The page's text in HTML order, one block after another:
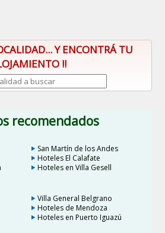
Y ENCONTRÁ TU
!!
recomendados
San Martín de los Andes
Hoteles El Calafate
Hoteles en Villa Gesell
Villa General Belgrano
Hoteles de Mendoza
Hoteles en Puerto Iguazú